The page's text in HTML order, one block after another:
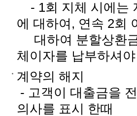
- 1회 지체 시에는
에 대하여, 연속 2회
대하여 분할상환
체이자를 납부하셔
계약의 해지
- 고객이 대출금을
의사를 표시 한때